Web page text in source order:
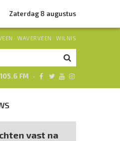
Zaterdag 8 augustus
· WAVERVEEN · WILNIS
105.6 FM ·
vast na